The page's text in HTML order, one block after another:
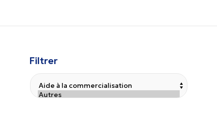
Filtrer